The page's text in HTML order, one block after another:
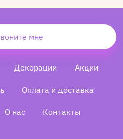
мне
Декорации Акции
Оплата и доставка
О нас Контакты